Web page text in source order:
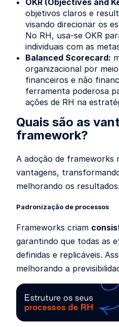
OKR (Objectives and
objetivos claros e
visando direcionar os
No RH, usa-se OKR
individuais com as
Balanced Scorecard:
organizacional por
financeiros e não
ferramenta poderosa
ações de RH na
Quais são as
framework?
A adoção de frameworks
vantagens,
melhorando os
Padronização de processos
Frameworks criam
garantindo que todas as
definidas e replicáveis.
melhorando a